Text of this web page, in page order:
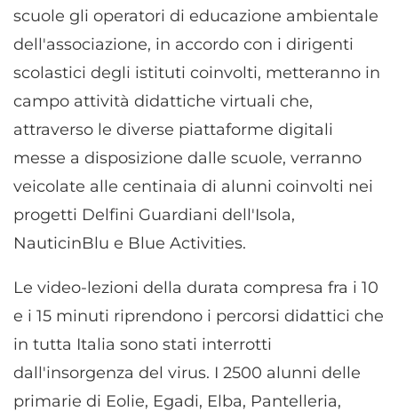
scuole gli operatori di educazione ambientale
dell'associazione, in accordo con i dirigenti
scolastici degli istituti coinvolti, metteranno in
campo attività didattiche virtuali che,
attraverso le diverse piattaforme digitali
messe a disposizione dalle scuole, verranno
veicolate alle centinaia di alunni coinvolti nei
progetti Delfini Guardiani dell'Isola,
NauticinBlu e Blue Activities.
Le video-lezioni della durata compresa fra i 10
e i 15 minuti riprendono i percorsi didattici che
in tutta Italia sono stati interrotti
dall'insorgenza del virus. I 2500 alunni delle
primarie di Eolie, Egadi, Elba, Pantelleria,